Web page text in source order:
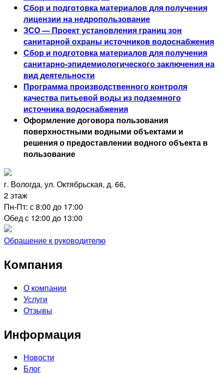
Сбор и подготовка материалов для получения
лицензии на недропользование
ЗСО — Проект установления границ зон
санитарной охраны источников водоснабжения
Сбор и подготовка материалов для получения
санитарно-эпидемиологического заключения на
вид деятельности
Программа производственного контроля
качества питьевой воды из подземного
источника водоснабжения
Оформление договора пользования
поверхностными водными объектами и
решения о предоставлении водного объекта в
пользование
г. Вологда, ул. Октябрьская, д. 66,
2 этаж
Пн-Пт: с 8:00 до 17:00
Обед с 12:00 до 13:00
Обращение к руководителю
Компания
О компании
Услуги
Отзывы
Информация
Новости
Блог